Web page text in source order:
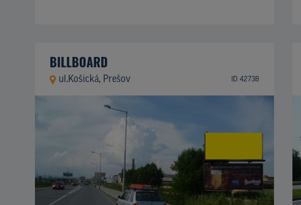
BILLBOARD
ul.Košická, Prešov ID 42738